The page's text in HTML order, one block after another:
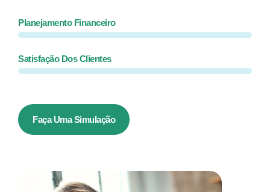
Planejamento Financeiro
Satisfação Dos Clientes
Faça Uma Simulação